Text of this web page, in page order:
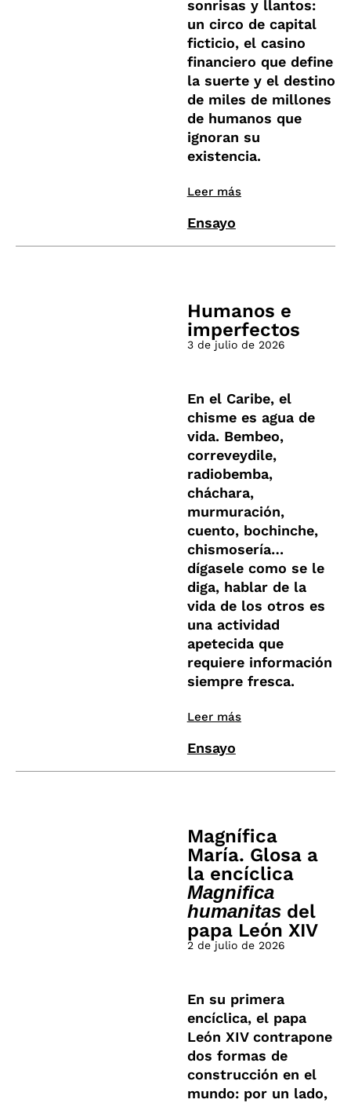
sonrisas y llantos:
un circo de capital
ficticio, el casino
financiero que define
la suerte y el destino
de miles de millones
de humanos que
ignoran su
existencia.
Leer más
Ensayo
Humanos e
imperfectos
3 de julio de 2026
En el Caribe, el
chisme es agua de
vida. Bembeo,
correveydile,
radiobemba,
cháchara,
murmuración,
cuento, bochinche,
chismosería…
dígasele como se le
diga, hablar de la
vida de los otros es
una actividad
apetecida que
requiere información
siempre fresca.
Leer más
Ensayo
Magnífica
María. Glosa a
la encíclica
Magnifica
humanitasdel
papa León XIV
2 de julio de 2026
En su primera
encíclica, el papa
León XIV contrapone
dos formas de
construcción en el
mundo: por un lado,